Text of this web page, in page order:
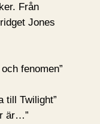
Från
Jones
fenomen”
till Twilight”
är…”